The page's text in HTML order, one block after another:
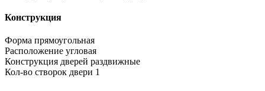
Конструкция
Форма прямоугольная
Расположение угловая
Конструкция дверей раздвижные
Кол-во створок двери 1